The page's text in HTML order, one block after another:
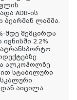
ADB-ის
ლამმა.
მდე შემცირდა
2.2%
ალკოჰოლზე
სტაბილური
აიცილა